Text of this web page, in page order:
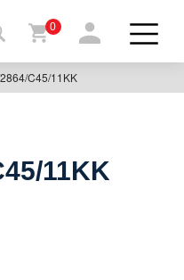
0
C45/11KK
11KK